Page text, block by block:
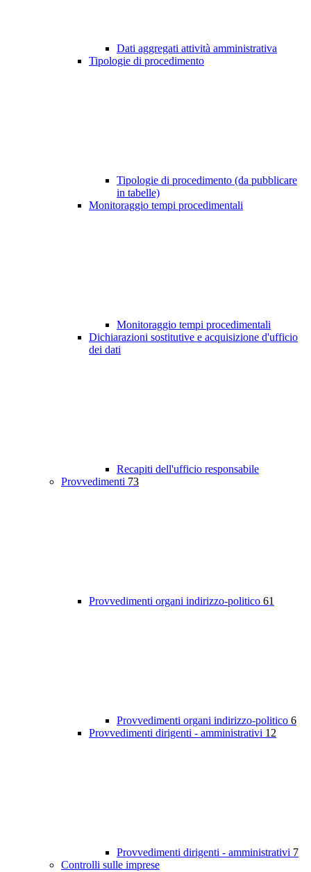
Dati aggregati attività amministrativa
Tipologie di procedimento
Tipologie di procedimento (da pubblicare
in tabelle)
Monitoraggio tempi procedimentali
Monitoraggio tempi procedimentali
Dichiarazioni sostitutive e acquisizione d'ufficio
dei dati
Recapiti dell'ufficio responsabile
Provvedimenti 73
Provvedimenti organi indirizzo-politico 61
Provvedimenti organi indirizzo-politico 6
Provvedimenti dirigenti - amministrativi 12
Provvedimenti dirigenti - amministrativi 7
Controlli sulle imprese